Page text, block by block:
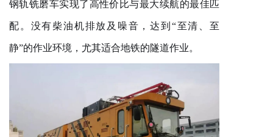
钢轨铣磨车实现了高性价比与最大续航的最佳匹
配。没有柴油机排放及噪音，达到“至清、至
静”的作业环境，尤其适合地铁的隧道作业。